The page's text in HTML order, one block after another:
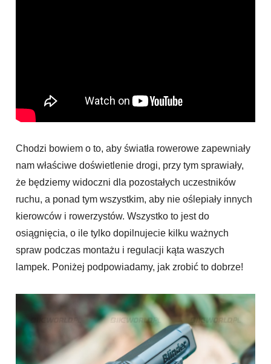
Chodzi bowiem o to, aby światła rowerowe zapewniały
nam właściwe doświetlenie drogi, przy tym sprawiały,
że będziemy widoczni dla pozostałych uczestników
ruchu, a ponad tym wszystkim, aby nie oślepiały innych
kierowców i rowerzystów. Wszystko to jest do
osiągnięcia, o ile tylko dopilnujecie kilku ważnych
spraw podczas montażu i regulacji kąta waszych
lampek. Poniżej podpowiadamy, jak zrobić to dobrze!